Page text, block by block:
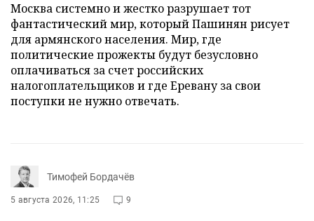
Москва системно и жестко разрушает тот
фантастический мир, который Пашинян рисует
для армянского населения. Мир, где
политические прожекты будут безусловно
оплачиваться за счет российских
налогоплательщиков и где Еревану за свои
поступки не нужно отвечать.
Тимофей Бордачёв
5 августа 2026, 11:25 9